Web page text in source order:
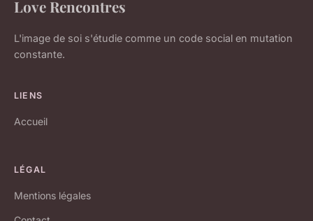
Love Rencontres
L'image de soi s'étudie comme un code social en mutation
constante.
LIENS
Accueil
LÉGAL
Mentions légales